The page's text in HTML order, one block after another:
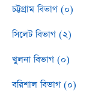
চট্টগ্রাম বিভাগ (০)
সিলেট বিভাগ (২)
খুলনা বিভাগ (০)
বরিশাল বিভাগ (০)